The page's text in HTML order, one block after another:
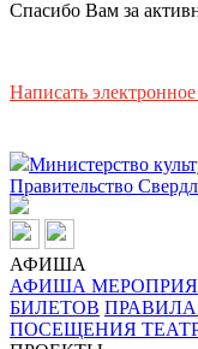
Спасибо Вам за
Написать
Министерство
Правительство
АФИША
АФИША
БИЛЕТОВ ПРАВИЛА
ПОСЕЩЕНИЯ